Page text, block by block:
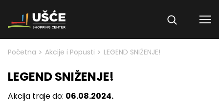
Skip to content
Početna > Akcije i Popusti > LEGEND SNIŽENJE!
LEGEND SNIŽENJE!
Akcija traje do: 06.08.2024.